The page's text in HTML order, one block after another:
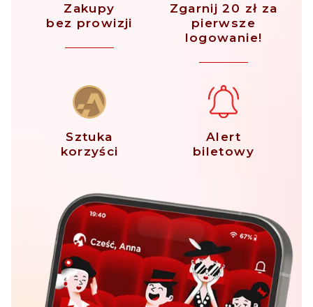
Zakupy
bez prowizji
Zgarnij 20 zł za
pierwsze
logowanie!
Sztuka
korzyści
Alert
biletowy